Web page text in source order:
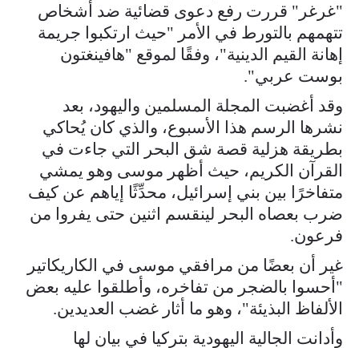
"غرغر" قررت رفع دعوى قضائية ضد أشخاص
تتهمهم بالتورط في الأمر "حيث ارتكبوا جريمة
إهانة القيم الدينية"، وفقًا لموقع "هافينغتون
بوست عربي".
وقد أغضبت المجلة المسلمين واليهود، بعد
نشرها الرسم هذا الأسبوع، والذي كان يُحاكي
بطريقة هزلية قصة شق البحر التي جاءت في
القرآن الكريم، حيث أظهر موسى وهو يمشي
متفاخرًا بين بني إسرائيل، محدِّثًا إياهم عن كيف
ضرب بعصاه البحر لينقسم اثنين حتى يفروا من
فرعون.
غير أن بعضًا من مرافقي موسى في الكاريكاتير
"أحسوا بالضجر من تفاخره، وأطلقوا عليه بعض
الألفاظ البذيئة"، وهو ما أثار غضب العديدين.
وأدانت الجالية اليهودية بتركيا في بيان لها